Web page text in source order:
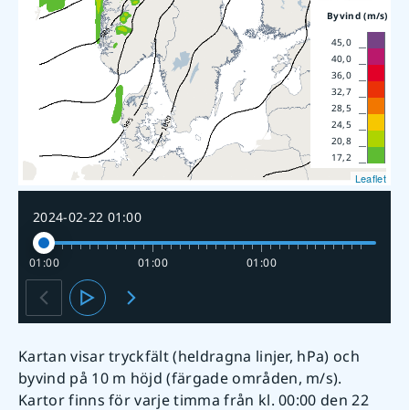
Leaflet
Byvind (m/s)
45,0
40,0
36,0
32,7
28,5
24,5
20,8
17,2
2024-02-22 01:00
01:00 01:00 01:00
Kartan visar tryckfält (heldragna linjer, hPa) och
byvind på 10 m höjd (färgade områden, m/s).
Kartor finns för varje timma från kl. 00:00 den 22